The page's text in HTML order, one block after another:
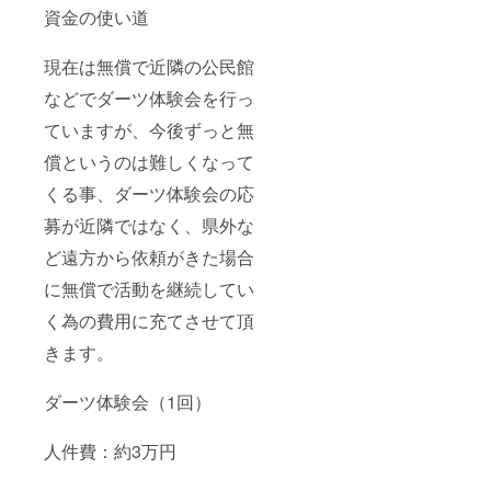
資金の使い道
現在は無償で近隣の公民館
などでダーツ体験会を行っ
ていますが、今後ずっと無
償というのは難しくなって
くる事、ダーツ体験会の応
募が近隣ではなく、県外な
ど遠方から依頼がきた場合
に無償で活動を継続してい
く為の費用に充てさせて頂
きます。
ダーツ体験会（1回）
人件費：約3万円